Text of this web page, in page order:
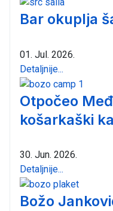
Bar okuplja
01. Jul. 2026.
Detaljnije...
Otpočeo
košarkaški
30. Jun. 2026.
Detaljnije...
Božo